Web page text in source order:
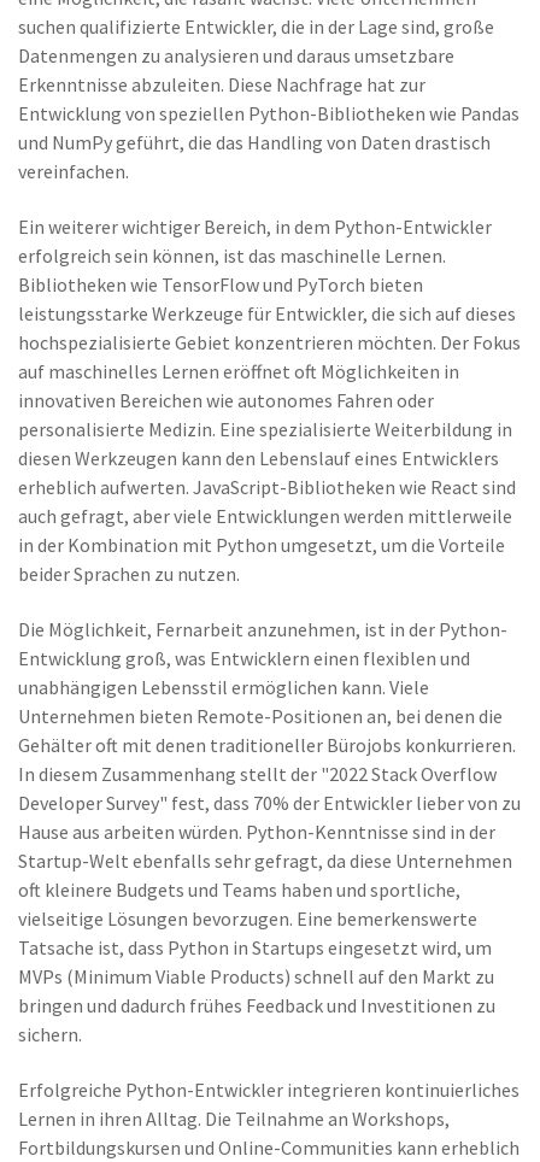
suchen qualifizierte Entwickler, die in der Lage sind, große
Datenmengen zu analysieren und daraus umsetzbare
Erkenntnisse abzuleiten. Diese Nachfrage hat zur
Entwicklung von speziellen Python-Bibliotheken wie Pandas
und NumPy geführt, die das Handling von Daten drastisch
vereinfachen.
Ein weiterer wichtiger Bereich, in dem Python-Entwickler
erfolgreich sein können, ist das maschinelle Lernen.
Bibliotheken wie TensorFlow und PyTorch bieten
leistungsstarke Werkzeuge für Entwickler, die sich auf dieses
hochspezialisierte Gebiet konzentrieren möchten. Der Fokus
auf maschinelles Lernen eröffnet oft Möglichkeiten in
innovativen Bereichen wie autonomes Fahren oder
personalisierte Medizin. Eine spezialisierte Weiterbildung in
diesen Werkzeugen kann den Lebenslauf eines Entwicklers
erheblich aufwerten. JavaScript-Bibliotheken wie React sind
auch gefragt, aber viele Entwicklungen werden mittlerweile
in der Kombination mit Python umgesetzt, um die Vorteile
beider Sprachen zu nutzen.
Die Möglichkeit, Fernarbeit anzunehmen, ist in der Python-
Entwicklung groß, was Entwicklern einen flexiblen und
unabhängigen Lebensstil ermöglichen kann. Viele
Unternehmen bieten Remote-Positionen an, bei denen die
Gehälter oft mit denen traditioneller Bürojobs konkurrieren.
In diesem Zusammenhang stellt der "2022 Stack Overflow
Developer Survey" fest, dass 70% der Entwickler lieber von zu
Hause aus arbeiten würden. Python-Kenntnisse sind in der
Startup-Welt ebenfalls sehr gefragt, da diese Unternehmen
oft kleinere Budgets und Teams haben und sportliche,
vielseitige Lösungen bevorzugen. Eine bemerkenswerte
Tatsache ist, dass Python in Startups eingesetzt wird, um
MVPs (Minimum Viable Products) schnell auf den Markt zu
bringen und dadurch frühes Feedback und Investitionen zu
sichern.
Erfolgreiche Python-Entwickler integrieren kontinuierliches
Lernen in ihren Alltag. Die Teilnahme an Workshops,
Fortbildungskursen und Online-Communities kann erheblich